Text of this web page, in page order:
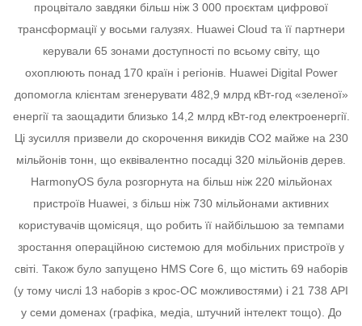
процвітало завдяки більш ніж 3 000 проєктам цифрової
трансформації у восьми галузях. Huawei Cloud та її партнери
керували 65 зонами доступності по всьому світу, що
охоплюють понад 170 країн і регіонів. Huawei Digital Power
допомогла клієнтам згенерувати 482,9 млрд кВт-год «зеленої»
енергії та заощадити близько 14,2 млрд кВт-год електроенергії.
Ці зусилля призвели до скорочення викидів CO2 майже на 230
мільйонів тонн, що еквівалентно посадці 320 мільйонів дерев.
HarmonyOS була розгорнута на більш ніж 220 мільйонах
пристроїв Huawei, з більш ніж 730 мільйонами активних
користувачів щомісяця, що робить її найбільшою за темпами
зростання операційною системою для мобільних пристроїв у
світі. Також було запущено HMS Core 6, що містить 69 наборів
(у тому числі 13 наборів з крос-ОС можливостями) і 21 738 API
у семи доменах (графіка, медіа, штучний інтелект тощо). До